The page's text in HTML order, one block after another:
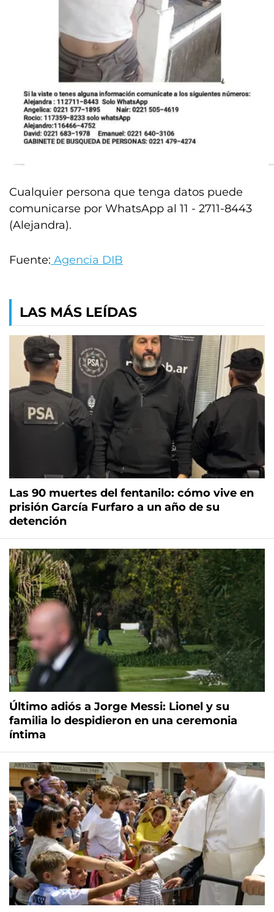
Cualquier persona que tenga datos puede
comunicarse por WhatsApp al 11 - 2711-8443
(Alejandra).
Fuente: Agencia DIB
LAS MÁS LEÍDAS
Las 90 muertes del fentanilo: cómo vive en
prisión García Furfaro a un año de su
detención
Último adiós a Jorge Messi: Lionel y su
familia lo despidieron en una ceremonia
íntima